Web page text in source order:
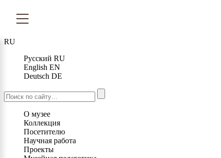
RU
Русский RU
English EN
Deutsch DE
О музее
Коллекция
Посетителю
Научная работа
Проекты